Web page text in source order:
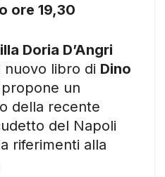
ore 19,30
Doria D’Angri
nuovo libro di Dino
un
della recente
del Napoli
riferimenti alla